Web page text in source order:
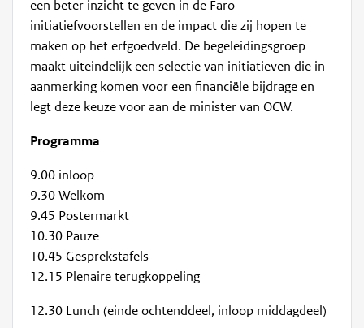
een beter inzicht te geven in de Faro
initiatiefvoorstellen en de impact die zij hopen te
maken op het erfgoedveld. De begeleidingsgroep
maakt uiteindelijk een selectie van initiatieven die in
aanmerking komen voor een financiële bijdrage en
legt deze keuze voor aan de minister van OCW.
Programma
9.00 inloop
9.30 Welkom
9.45 Postermarkt
10.30 Pauze
10.45 Gesprekstafels
12.15 Plenaire terugkoppeling
12.30 Lunch (einde ochtenddeel, inloop middagdeel)